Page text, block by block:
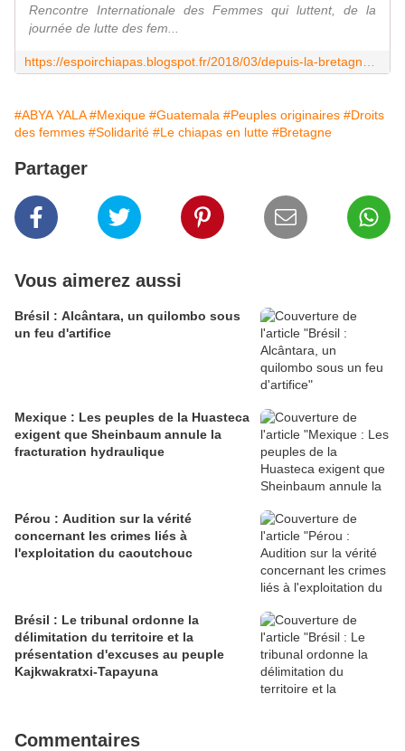
Rencontre Internationale des Femmes qui luttent, de la
journée de lutte des fem...
#ABYA YALA #Mexique #Guatemala #Peuples originaires #Droits
des femmes #Solidarité #Le chiapas en lutte #Bretagne
Partager
Vous aimerez aussi
Brésil : Alcântara, un quilombo sous
un feu d'artifice
Mexique : Les peuples de la Huasteca
exigent que Sheinbaum annule la
fracturation hydraulique
Pérou : Audition sur la vérité
concernant les crimes liés à
l'exploitation du caoutchouc
Brésil : Le tribunal ordonne la
délimitation du territoire et la
présentation d'excuses au peuple
Kajkwakratxi-Tapayuna
Commentaires